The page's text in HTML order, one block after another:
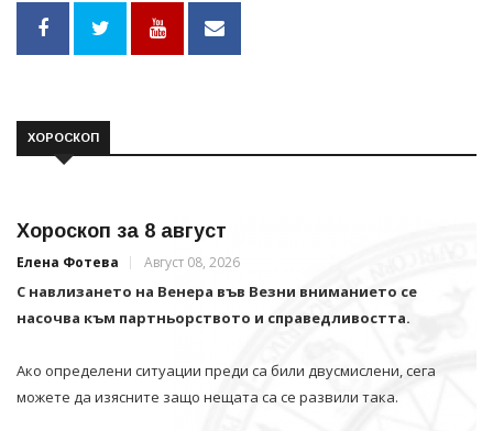
ХОРОСКОП
Хороскоп за 8 август
Елена Фотева Август 08, 2026
С навлизането на Венера във Везни вниманието се
насочва към партньорството и справедливостта.
Ако определени ситуации преди са били двусмислени, сега
можете да изясните защо нещата са се развили така.